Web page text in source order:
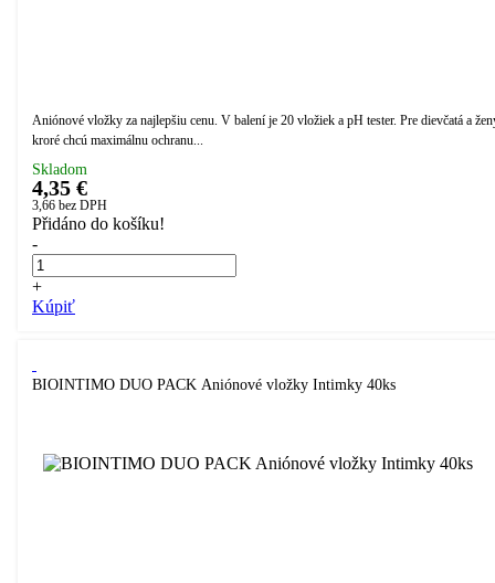
Aniónové vložky za najlepšiu cenu. V balení je 20 vložiek a pH tester. Pre dievčatá a
kroré chcú maximálnu ochranu...
Skladom
4,35 €
3,66 bez DPH
Přidáno do košíku!
-
+
Kúpiť
BIOINTIMO DUO PACK Aniónové vložky Intimky 40ks